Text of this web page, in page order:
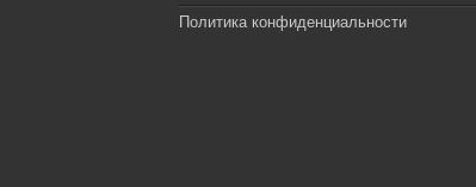
Политика конфиденциальности